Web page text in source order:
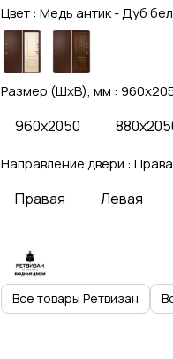
Цвет : Медь антик - Дуб
Размер (ШхВ), мм :
960x2050
Направление двери :
Правая Левая
Все товары Ретвизан